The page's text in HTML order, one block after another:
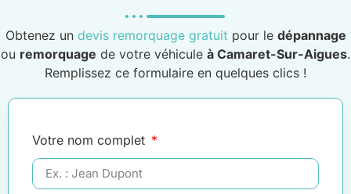
Obtenez un devis remorquage gratuit pour le dépannage
ou remorquage de votre véhicule à Camaret-Sur-Aigues.
Remplissez ce formulaire en quelques clics !
Votre nom complet